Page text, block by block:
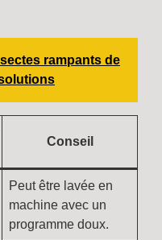
rampants de
Conseil
Peut être lavée en
machine avec un
programme doux.